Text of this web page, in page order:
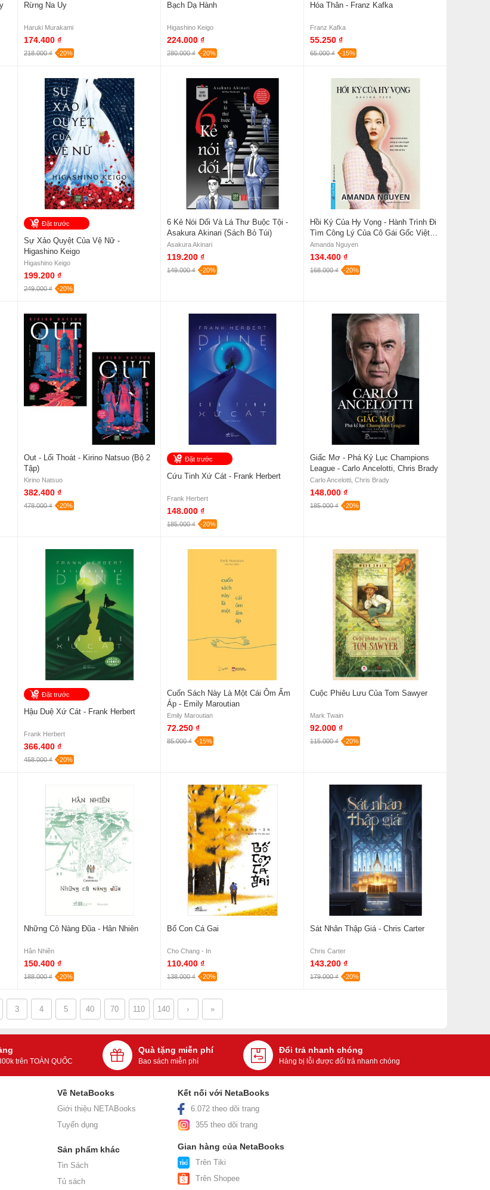
Rừng Na Uy
Haruki Murakami
174.400 ₫
218.000 ₫ -20%
Bạch Dạ Hành
Higashino Keigo
224.000 ₫
280.000 ₫ -20%
Hóa Thân - Franz Kafka
Franz Kafka
55.250 ₫
65.000 ₫ -15%
Đặt trước
Sự Xảo Quyệt Của Vệ Nữ -
Higashino Keigo
Higashino Keigo
199.200 ₫
249.000 ₫ -20%
6 Kẻ Nói Dối Và Lá Thư Buộc Tội -
Asakura Akinari (Sách Bỏ Túi)
Asakura Akinari
119.200 ₫
149.000 ₫ -20%
Hồi Ký Của Hy Vọng - Hành Trình Đi
Tìm Công Lý Của Cô Gái Gốc Việt
Đầu Tiên Bay Vào Vũ Trụ - Amanda
Nguyen
Amanda Nguyen
134.400 ₫
168.000 ₫ -20%
Out - Lối Thoát - Kirino Natsuo (Bộ 2
Tập)
Kirino Natsuo
382.400 ₫
478.000 ₫ -20%
Đặt trước
Cứu Tinh Xứ Cát - Frank Herbert
Frank Herbert
148.000 ₫
185.000 ₫ -20%
Giấc Mơ - Phá Kỷ Lục Champions
League - Carlo Ancelotti, Chris Brady
Carlo Ancelotti, Chris Brady
148.000 ₫
185.000 ₫ -20%
Đặt trước
Hậu Duệ Xứ Cát - Frank Herbert
Frank Herbert
366.400 ₫
458.000 ₫ -20%
Cuốn Sách Này Là Một Cái Ôm Ấm
Áp - Emily Maroutian
Emily Maroutian
72.250 ₫
85.000 ₫ -15%
Cuộc Phiêu Lưu Của Tom Sawyer
Mark Twain
92.000 ₫
115.000 ₫ -20%
Những Cô Nàng Đũa - Hân Nhiên
Hân Nhiên
150.400 ₫
188.000 ₫ -20%
Bố Con Cá Gai
Cho Chang - In
110.400 ₫
138.000 ₫ -20%
Sát Nhân Thập Giá - Chris Carter
Chris Carter
143.200 ₫
179.000 ₫ -20%
3 4 5 40 70 110 140 › »
trên TOÀN QUỐC
Quà tặng miễn phí
Bao sách miễn phí
Đổi trả nhanh chóng
Hàng bị lỗi được đổi trả nhanh chóng
Về NetaBooks
Giới thiệu NETABooks
Tuyển dụng
Sản phẩm khác
Tin Sách
Tủ sách
Kết nối với NetaBooks
6.072 theo dõi trang
355 theo dõi trang
Gian hàng của NetaBooks
Trên Tiki
Trên Shopee